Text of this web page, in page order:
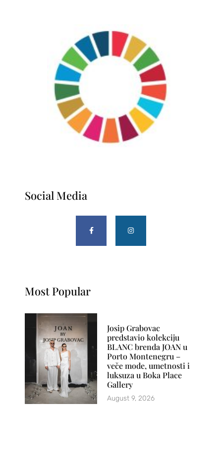
Social Media
Most Popular
Josip Grabovac
predstavio kolekciju
BLANC brenda JOAN u
Porto Montenegru –
veče mode, umetnosti i
luksuza u Boka Place
Gallery
August 9, 2026